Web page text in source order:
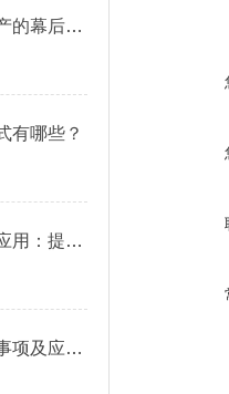
粉剂灌装旋盖机：高效生产的幕后英雄
有哪些？
自动灌装机的工作原理与应用：提升生产效率的关键设备
蒸汽式灭菌柜的使用注意事项及应用介绍